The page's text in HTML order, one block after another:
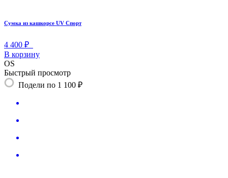
Сумка из кашкорсе UV Спорт
4 400 ₽
В корзину
OS
Быстрый просмотр
Подели по 1 100 ₽